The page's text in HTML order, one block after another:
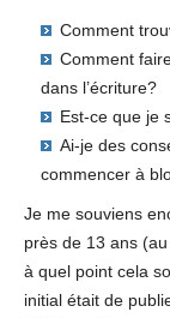
Comment
Comment
dans l’écriture?
Est-ce que je
Ai-je des
commencer à
Je me souviens
près de 13 ans
à quel point cela
initial était de